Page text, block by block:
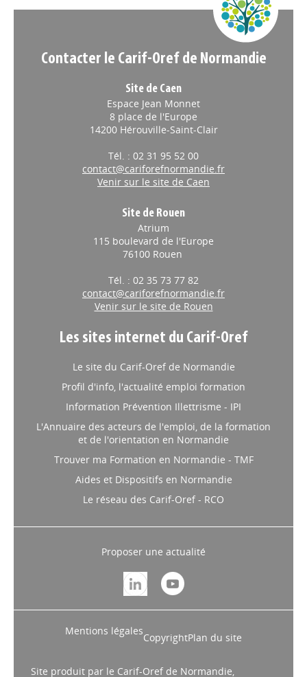
Contacter le Carif-Oref de Normandie
Site de Caen
Espace Jean Monnet
8 place de l'Europe
14200 Hérouville-Saint-Clair
Tél. : 02 31 95 52 00
contact@cariforefnormandie.fr
Venir sur le site de Caen
Site de Rouen
Atrium
115 boulevard de l'Europe
76100 Rouen
Tél. : 02 35 73 77 82
contact@cariforefnormandie.fr
Venir sur le site de Rouen
Les sites internet du Carif-Oref
Le site du Carif-Oref de Normandie
Profil d'info, l'actualité emploi formation
Information Prévention Illettrisme - IPI
L'Annuaire des acteurs de l'emploi, de la formation
et de l'orientation en Normandie
Trouver ma Formation en Normandie - TMF
Aides et Dispositifs en Normandie
Le réseau des Carif-Oref - RCO
Proposer une actualité
Mentions légales
CopyrightPlan du site
Site produit par le Carif-Oref de Normandie,